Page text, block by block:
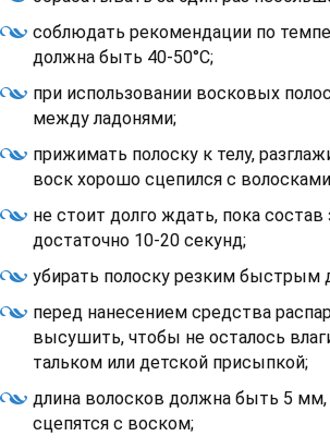
соблюдать рекомендации по
должна быть 40-50°С;
при использовании восковых
между ладонями;
прижимать полоску к телу,
воск хорошо сцепился с
не стоит долго ждать, пока состав
достаточно 10-20 секунд;
убирать полоску резким быстрым
перед нанесением средства
высушить, чтобы не осталось
тальком или детской присыпкой;
длина волосков должна быть 5 мм,
сцепятся с воском;